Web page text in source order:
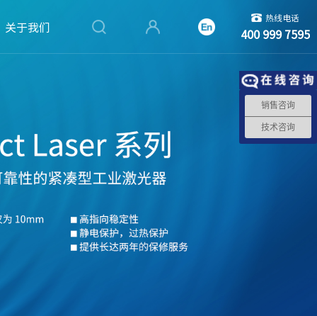
关于我们
热线电话
400 999 7595
销售咨询
技术咨询